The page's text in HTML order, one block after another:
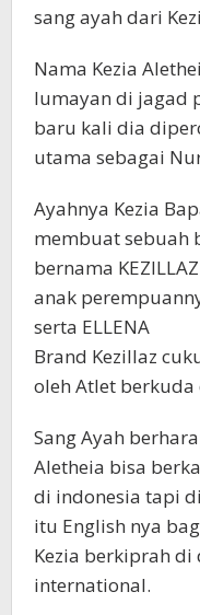
sang ayah dari
Nama Kezia
lumayan di jagad
baru kali dia
utama sebagai
Ayahnya Kezia
membuat sebuah
bernama
anak
serta ELLENA
Brand Kezillaz
oleh Atlet berkuda
Sang Ayah
Aletheia bisa
di indonesia tapi
itu English nya
Kezia berkiprah
international.